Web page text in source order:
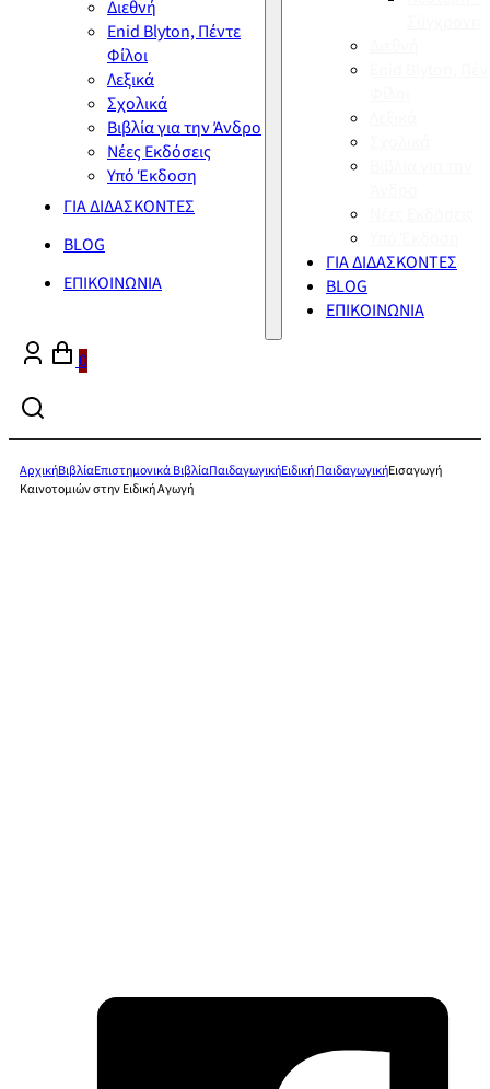
Διεθνή
Enid Blyton, Πέντε
Φίλοι
Λεξικά
Σχολικά
Βιβλία για την Άνδρο
Νέες Εκδόσεις
Υπό Έκδοση
ΓΙΑ ΔΙΔΑΣΚΟΝΤΕΣ
BLOG
ΕΠΙΚΟΙΝΩΝΙΑ
ΓΙΑ ΔΙΔΑΣΚΟΝΤΕΣ
BLOG
ΕΠΙΚΟΙΝΩΝΙΑ
0
ΑρχικήΒιβλίαΕπιστημονικά ΒιβλίαΠαιδαγωγικήΕιδική ΠαιδαγωγικήΕισαγωγή
Καινοτομιών στην Ειδική Αγωγή